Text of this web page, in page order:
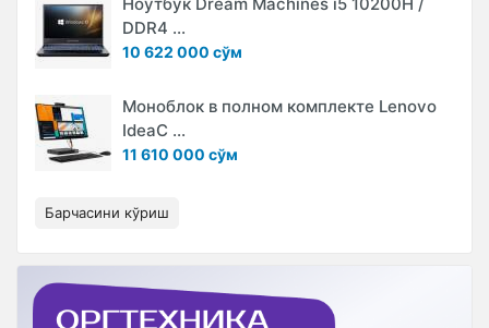
DDR4 ...
10 622 000 сўм
Моноблок в полном комплекте Lenovo
IdeaC ...
11 610 000 сўм
Барчасини кўриш